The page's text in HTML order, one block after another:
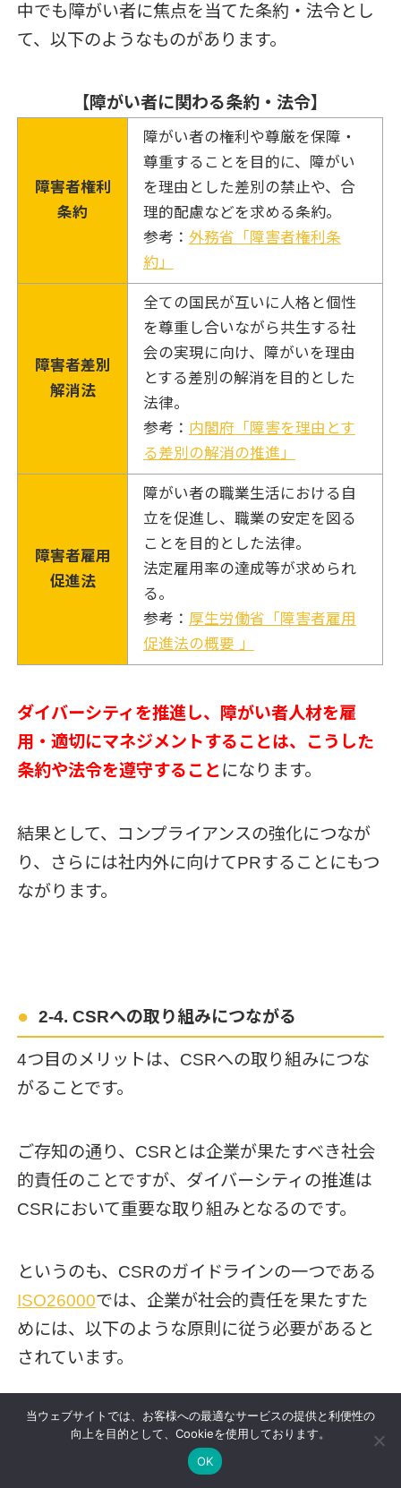
中でも障がい者に焦点を当てた条約・法令とし
て、以下のようなものがあります。
【障がい者に関わる条約・法令】
障害者権利
条約
障がい者の権利や尊厳を保障・
尊重することを目的に、障がい
を理由とした差別の禁止や、合
理的配慮などを求める条約。
参考： 外務省「障害者権利条
約」
障害者差別
解消法
全ての国民が互いに人格と個性
を尊重し合いながら共生する社
会の実現に向け、障がいを理由
とする差別の解消を目的とした
法律。
参考： 内閣府「障害を理由とす
る差別の解消の推進」
障害者雇用
促進法
障がい者の職業生活における自
立を促進し、職業の安定を図る
ことを目的とした法律。
法定雇用率の達成等が求められ
る。
参考： 厚生労働省「障害者雇用
促進法の概要 」
ダイバーシティを推進し、障がい者人材を雇
用・適切にマネジメントすることは、こうした
条約や法令を遵守することになります。
結果として、コンプライアンスの強化につなが
り、さらには社内外に向けてPRすることにもつ
ながります。
2-4. CSRへの取り組みにつながる
4つ目のメリットは、CSRへの取り組みにつな
がることです。
ご存知の通り、CSRとは企業が果たすべき社会
的責任のことですが、ダイバーシティの推進は
CSRにおいて重要な取り組みとなるのです。
というのも、CSRのガイドラインの一つである
ISO26000では、企業が社会的責任を果たすた
めには、以下のような原則に従う必要があると
されています。
1. 説明責任：組織の活動によって外部に与える影
2. 透明性：組織の意思決定や活動の透明性を保
当ウェブサイトでは、お客様への最適なサービスの提供と利便性の
向上を目的として、Cookieを使用しております。
OK